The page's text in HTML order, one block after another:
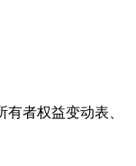
者权益变动表、